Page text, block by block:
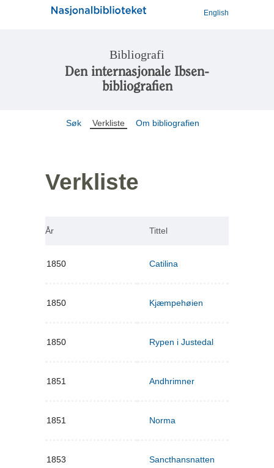
English
Bibliografi
Den internasjonale Ibsen-
bibliografien
Søk Verkliste Om bibliografien
Verkliste
År Tittel
1850 Catilina
1850 Kjæmpehøien
1850 Rypen i Justedal
1851 Andhrimner
1851 Norma
1853 Sancthansnatten